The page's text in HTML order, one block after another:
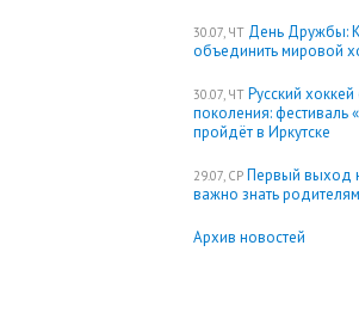
30.07, ЧТ День Дружбы:
объединить мировой
30.07, ЧТ Русский
поколения: фестиваль
пройдёт в Иркутске
29.07, СР Первый выход
важно знать родителям
Архив новостей